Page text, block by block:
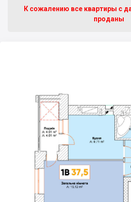
К сожалению все квартиры c
проданы